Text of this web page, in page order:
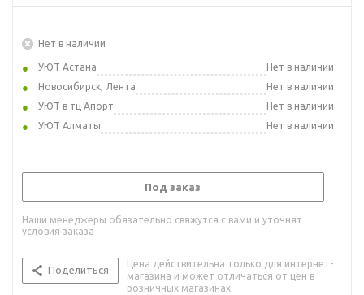
Нет в наличии
УЮТ Астана
Нет в наличии
Новосибирск, Лента
Нет в наличии
УЮТ в тц Апорт
Нет в наличии
УЮТ Алматы
Нет в наличии
Под заказ
Наши менеджеры обязательно свяжутся с вами и уточнят
условия заказа
Поделиться
Цена действительна только для интернет-
магазина и может отличаться от цен в
розничных магазинах